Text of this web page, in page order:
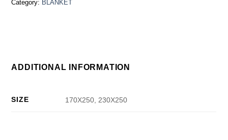
Category: BLANKET
ADDITIONAL INFORMATION
SIZE 170X250, 230X250